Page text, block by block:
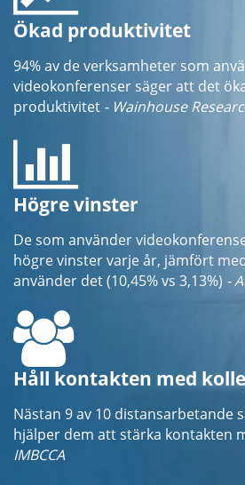
Ökad produktivitet
94% av de verksamheter som
videokonferenser säger att det
produktivitet - Wainhouse
Högre vinster
De som använder
högre vinster varje år, jämfört
använder det (10,45% vs 3,13%) -
Håll kontakten med
Nästan 9 av 10 distansarbetande
hjälper dem att stärka kontakten
IMBCCA